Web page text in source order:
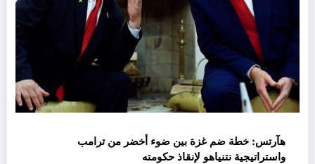
هآرتس: خطة ضم غزة بين ضوء أخضر من ترامب
واستراتيجية نتنياهو لإنقاذ حكومته